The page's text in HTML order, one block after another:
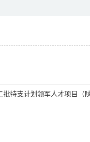
特支计划领军人才项目（